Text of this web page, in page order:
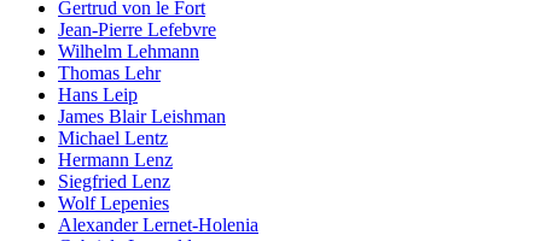
Gertrud von le Fort
Jean-Pierre Lefebvre
Wilhelm Lehmann
Thomas Lehr
Hans Leip
James Blair Leishman
Michael Lentz
Hermann Lenz
Siegfried Lenz
Wolf Lepenies
Alexander Lernet-Holenia